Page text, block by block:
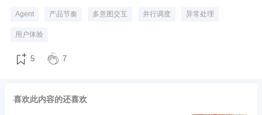
Agent 产品节奏 多意图交互 并行调度 异常处理
用户体验
5 7
喜欢此内容的还喜欢